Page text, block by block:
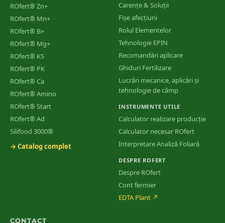
ROfert® Zn+
ROfert® Mn+
ROfert® B+
ROfert® Mg+
ROfert® KS
ROfert® PK
ROfert® Ca
ROfert® Amino
ROfert® Start
ROfert® Ad
Silifood 3000®
→ Catalog complet
Carențe & Soluții
Fișe afecțiuni
Rolul Elementelor
Tehnologie EPIN
Recomandări aplicare
Ghiduri Fertilizare
Lucrări mecanice, aplicări și
tehnologie de câmp
INSTRUMENTE UTILE
Calculator realizare producție
Calculator necesar ROfert
Interpretare Analiză Foliară
DESPRE ROFERT
Despre ROfert
Cont fermier
EDTA Plant ↗
CONTACT